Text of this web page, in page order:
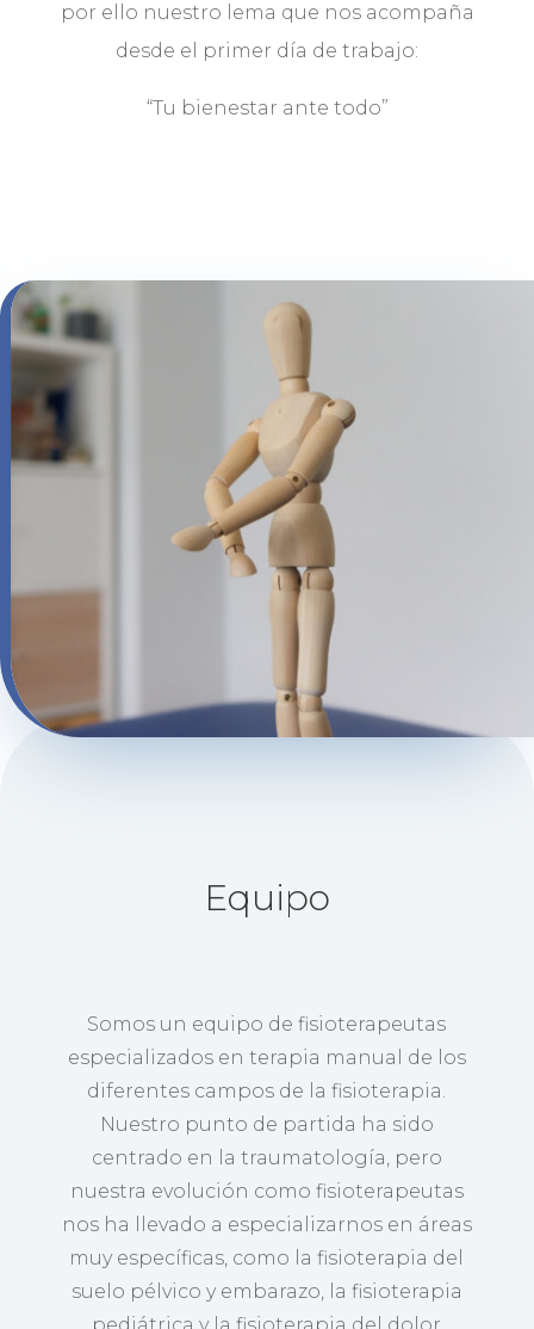
por ello nuestro lema que nos acompaña
desde el primer día de trabajo:
“Tu bienestar ante todo”
Equipo
Somos un equipo de fisioterapeutas
especializados en terapia manual de los
diferentes campos de la fisioterapia.
Nuestro punto de partida ha sido
centrado en la traumatología, pero
nuestra evolución como fisioterapeutas
nos ha llevado a especializarnos en áreas
muy específicas, como la fisioterapia del
suelo pélvico y embarazo, la fisioterapia